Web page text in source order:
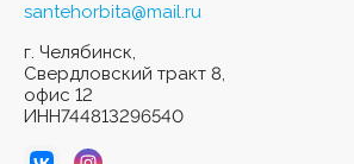
santehorbita@mail.ru
г. Челябинск,
Свердловский тракт 8,
офис 12
ИНН744813296540